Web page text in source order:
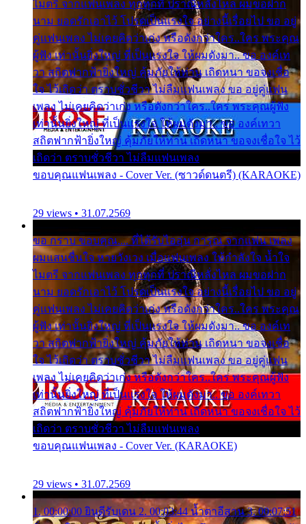
ไมตรี จากแฟนเพลง ทุกทุกที่ ปราณีหลั่งไหล ผมขอฝาก
นาม ยอดรักเอาไว้ โปรดเป็นแรงใจ อย่างนี้เรื่อยไป ขอ อยู่
คู่แฟนเพลง ไม่เคยคิดว่าเก่ง หรือดังกว่าใคร..ใคร พระคุณ
ผู้ฟัง เท่านั้นยิ่งใหญ่ ที่เป็นแรงใจ ให้ผมดังมา.. ขอ องค์เท
วา สถิตฟากฟ้ายิ่งใหญ่ คุ้มภัยให้ท่าน เถิดหนา ขอจงเชื่อ
ใจ ไว้เถิดว่า ตราบชั่วชีวา ไม่ลืมแฟนเพลง ขอ อยู่คู่แฟน
เพลง ไม่เคยคิดว่าเก่ง หรือดังกว่าใคร..ใคร พระคุณผู้ฟัง
เท่านั้นยิ่งใหญ่ ที่เป็นแรงใจ ให้ผมดังมา.. ขอ องค์เทวา
สถิตฟากฟ้ายิ่งใหญ่ คุ้มภัยให้ท่าน เถิดหนา ขอจงเชื่อใจ ไว้
เถิดว่า ตราบชั่วชีวา ไม่ลืมแฟนเพลง
ขอบคุณแฟนเพลง - Cover Ver. (ซาวด์ดนตรี) (KARAOKE)
29 views • 31.07.2569
ขอ กราบ ขอบคุณ.... ที่ได้รับไออุ่น การุณ จากแฟน เพลง
ผมแสนชื่นใจ หายวังเวง เมื่อแฟนเพลง ให้กำลังใจ น้ำใจ
ไมตรี จากแฟนเพลง ทุกทุกที่ ปราณีหลั่งไหล ผมขอฝาก
นาม ยอดรักเอาไว้ โปรดเป็นแรงใจ อย่างนี้เรื่อยไป ขอ อยู่
คู่แฟนเพลง ไม่เคยคิดว่าเก่ง หรือดังกว่าใคร..ใคร พระคุณ
ผู้ฟัง เท่านั้นยิ่งใหญ่ ที่เป็นแรงใจ ให้ผมดังมา.. ขอ องค์เท
วา สถิตฟากฟ้ายิ่งใหญ่ คุ้มภัยให้ท่าน เถิดหนา ขอจงเชื่อ
ใจ ไว้เถิดว่า ตราบชั่วชีวา ไม่ลืมแฟนเพลง ขอ อยู่คู่แฟน
เพลง ไม่เคยคิดว่าเก่ง หรือดังกว่าใคร..ใคร พระคุณผู้ฟัง
เท่านั้นยิ่งใหญ่ ที่เป็นแรงใจ ให้ผมดังมา.. ขอ องค์เทวา
สถิตฟากฟ้ายิ่งใหญ่ คุ้มภัยให้ท่าน เถิดหนา ขอจงเชื่อใจ ไว้
เถิดว่า ตราบชั่วชีวา ไม่ลืมแฟนเพลง
ขอบคุณแฟนเพลง - Cover Ver. (KARAOKE)
29 views • 31.07.2569
1. 00:00:00 ยินดีรับเดน 2. 00:03:44 น้ำตาอีสาน 3. 00:07:51